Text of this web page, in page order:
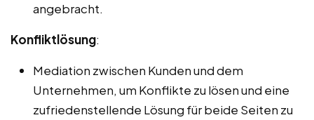
angebracht.
Konfliktlösung:
Mediation zwischen Kunden und dem
Unternehmen, um Konflikte zu lösen und eine
zufriedenstellende Lösung für beide Seiten zu